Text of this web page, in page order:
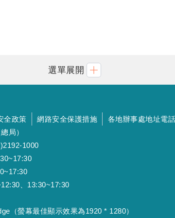
選單展開
全政策 網路安全保護措施
各地辦事處地址電話
局）
1000
、13:30~17:30
（螢幕最佳顯示效果為1920 * 1280）